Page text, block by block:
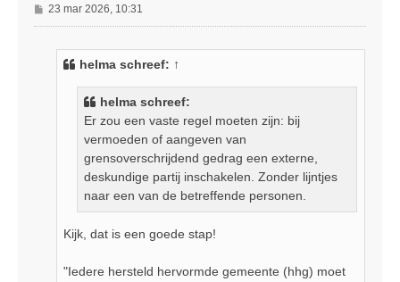
B
e
23 mar 2026, 10:31
helma schreef: ↑
helma schreef:
Er zou een vaste regel moeten zijn: bij
vermoeden of aangeven van
grensoverschrijdend gedrag een externe,
deskundige partij inschakelen. Zonder lijntjes
naar een van de betreffende personen.
Kijk, dat is een goede stap!
"Iedere hersteld hervormde gemeente (hhg) moet